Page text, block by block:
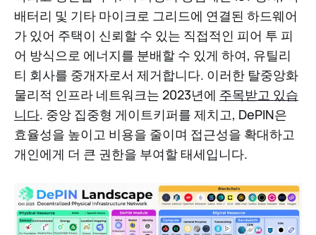
배터리 및 기타 마이크로 그리드에 연결된 하드웨어
가 있어 주택이 신뢰할 수 있는 직접적인 피어 투 피
어 방식으로 에너지를 분배할 수 있게 하여, 유틸리
티 회사를 중개자로서 제거합니다. 이러한 탈중앙화
물리적 인프라 네트워크는 2023년에 주목받고 있습
니다. 중앙 집중형 게이트키퍼를 제치고, DePIN은
효율성을 높이고 비용을 줄이며 접근성을 확대하고
개인에게 더 큰 권한을 부여할 태세입니다.